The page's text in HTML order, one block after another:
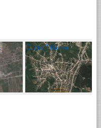
☐ 250 Tıklanma